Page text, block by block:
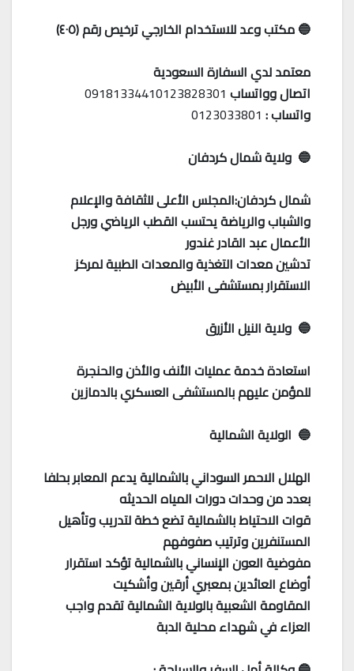
🔵 مكتب وعد للاستخدام الخارجي ترخيص رقم (٤٠٥)
معتمد لدي السفارة السعودية
اتصال وواتساب 09181334410123828301
واتساب : 0123033801
🔵 ولاية شمال كردفان
شمال كردفان:المجلس الأعلى للثقافة والإعلام
والشباب والرياضة يحتسب القطب الرياضي ورجل
الأعمال عبد القادر غندور
تدشين معدات التغذية والمعدات الطبية لمركز
الاستقرار بمستشفى الأبيض
🔵 ولاية النيل الأزرق
استعادة خدمة عمليات الأنف والأذن والحنجرة
للمؤمن عليهم بالمستشفى العسكري بالدمازين
🔵 الولاية الشمالية
الهلال الاحمر السوداني بالشمالية يدعم المعابر بحلفا
بعدد من وحدات دورات المياه الحديثه
قوات الاحتياط بالشمالية تضع خطة لتدريب وتأهيل
المستنفرين وترتيب صفوفهم
مفوضية العون الإنساني بالشمالية تؤكد استقرار
أوضاع العائدين بمعبري أرقين وأشكيت
المقاومة الشعبية بالولاية الشمالية تقدم واجب
العزاء في شهداء محلية الدبة